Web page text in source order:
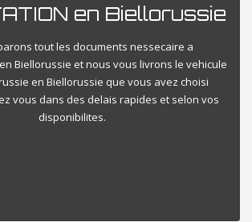
en Biellorussie
tout les documents nessecaire a
Biellorussie et nous vous livrons le vehicule
en Biellorussie que vous avez choisi
vous dans des delais rapides et selon vos
disponibilites.